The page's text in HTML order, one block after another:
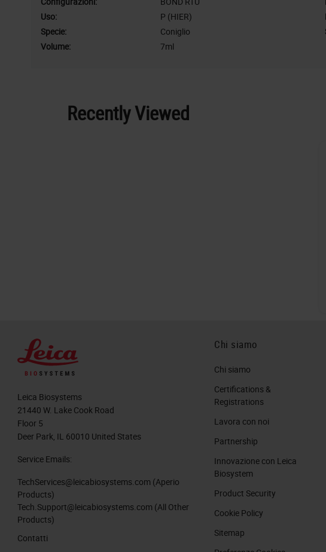
Uso:
P (HIER)
Specie:
Coniglio
Volume:
7ml
Recently Viewed
Leica Biosystems
21440 W. Lake Cook Road
Floor 5
Deer Park, IL 60010 United States
Service Emails:
TechServices@leicabiosystems.com (Aperio
Products)
Tech.Support@leicabiosystems.com (All Other
Products)
Contatti
Chi siamo
Chi siamo
Certifications &
Registrations
Lavora con noi
Partnership
Innovazione con Leica
Biosystem
Product Security
Cookie Policy
Sitemap